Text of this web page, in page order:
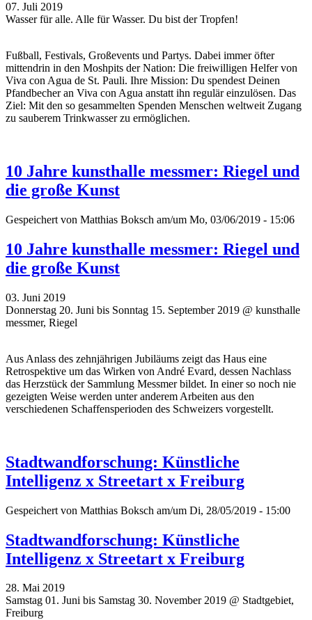
07. Juli 2019
Wasser für alle. Alle für Wasser. Du bist der Tropfen!
Fußball, Festivals, Großevents und Partys. Dabei immer öfter
mittendrin in den Moshpits der Nation: Die freiwilligen Helfer von
Viva con Agua de St. Pauli. Ihre Mission: Du spendest Deinen
Pfandbecher an Viva con Agua anstatt ihn regulär einzulösen. Das
Ziel: Mit den so gesammelten Spenden Menschen weltweit Zugang
zu sauberem Trinkwasser zu ermöglichen.
10 Jahre kunsthalle messmer: Riegel und
die große Kunst
Gespeichert von Matthias Boksch am/um Mo, 03/06/2019 - 15:06
10 Jahre kunsthalle messmer: Riegel und
die große Kunst
03. Juni 2019
Donnerstag 20. Juni bis Sonntag 15. September 2019 @ kunsthalle
messmer, Riegel
Aus Anlass des zehnjährigen Jubiläums zeigt das Haus eine
Retrospektive um das Wirken von André Evard, dessen Nachlass
das Herzstück der Sammlung Messmer bildet. In einer so noch nie
gezeigten Weise werden unter anderem Arbeiten aus den
verschiedenen Schaffensperioden des Schweizers vorgestellt.
Stadtwandforschung: Künstliche
Intelligenz x Streetart x Freiburg
Gespeichert von Matthias Boksch am/um Di, 28/05/2019 - 15:00
Stadtwandforschung: Künstliche
Intelligenz x Streetart x Freiburg
28. Mai 2019
Samstag 01. Juni bis Samstag 30. November 2019 @ Stadtgebiet,
Freiburg